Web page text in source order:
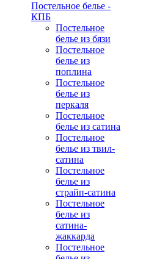
Постельное белье -
КПБ
Постельное
белье из бязи
Постельное
белье из
поплина
Постельное
белье из
перкаля
Постельное
белье из сатина
Постельное
белье из твил-
сатина
Постельное
белье из
страйп-сатина
Постельное
белье из
сатина-
жаккарда
Постельное